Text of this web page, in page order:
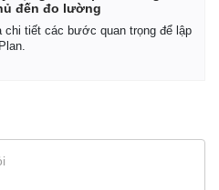
đến đo lường
chi tiết các bước quan trọng để lập